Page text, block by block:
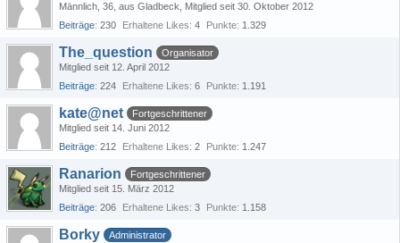
Männlich 36 aus Gladbeck
Mitglied seit 30. Oktober 2012
Beiträge 230 Erhaltene Likes 4 Punkte 1.329
The_question
Organisator
Mitglied seit 12. April 2012
Beiträge 224 Erhaltene Likes 6 Punkte 1.191
kate@net
Fortgeschrittener
Mitglied seit 14. Juni 2012
Beiträge 212 Erhaltene Likes 2 Punkte 1.247
Ranarion
Fortgeschrittener
Mitglied seit 15. März 2012
Beiträge 206 Erhaltene Likes 3 Punkte 1.158
Borky
Administrator